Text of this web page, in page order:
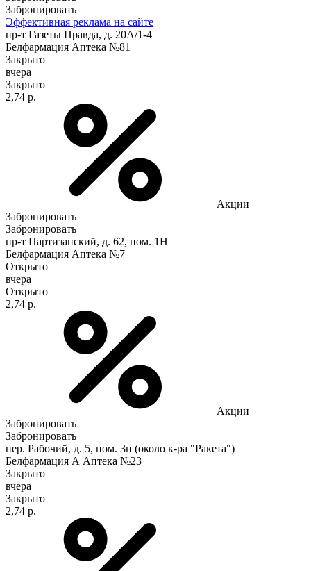
Забронировать
Эффективная реклама на сайте
пр-т Газеты Правда, д. 20A/1-4
Белфармация Аптека №81
Закрыто
вчера
Закрыто
2,74 р.
Акции
Забронировать
Забронировать
пр-т Партизанский, д. 62, пом. 1Н
Белфармация Аптека №7
Открыто
вчера
Открыто
2,74 р.
Акции
Забронировать
Забронировать
пер. Рабочий, д. 5, пом. 3н (около к-ра "Ракета")
Белфармация А Аптека №23
Закрыто
вчера
Закрыто
2,74 р.